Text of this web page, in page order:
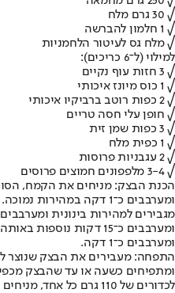
√ 30 גרם מלח
√ 1 חלמון להברשה
√ מלח גס לעיטור הלחמניות
למילוי (ל־6 כריכים):
√ 3 חזות עוף נקיים
√ 1 כוס מיונז איכותי
√ 2 כפות רוטב ברביקיו איכותי
√ חופן עלי חסה טריים
√ 3 כפות שמן זית
√ 1 כפית מלח
√ 2 עגבניות פרוסות
√ 3-4 מלפפונים חמוצים פרוסים
הכנת הבצק: מניחים את הקמח,
ומערבבים כ־1 דקה
ומערבבים כ־15 דקות
ומערבבים כ־1 דקה.
התפחה: מעבירים את הבצק שנוצר
ומתפיחים כשעה או עד שהבצק
לכדורים של 110 גרם כל